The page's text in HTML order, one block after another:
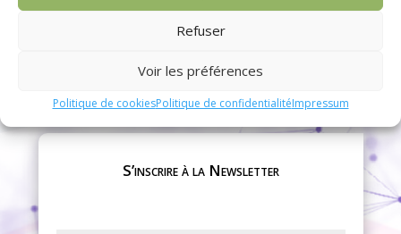
Refuser
Voir les préférences
Politique de cookiesPolitique de confidentialitéImpressum
S’inscrire à la Newsletter